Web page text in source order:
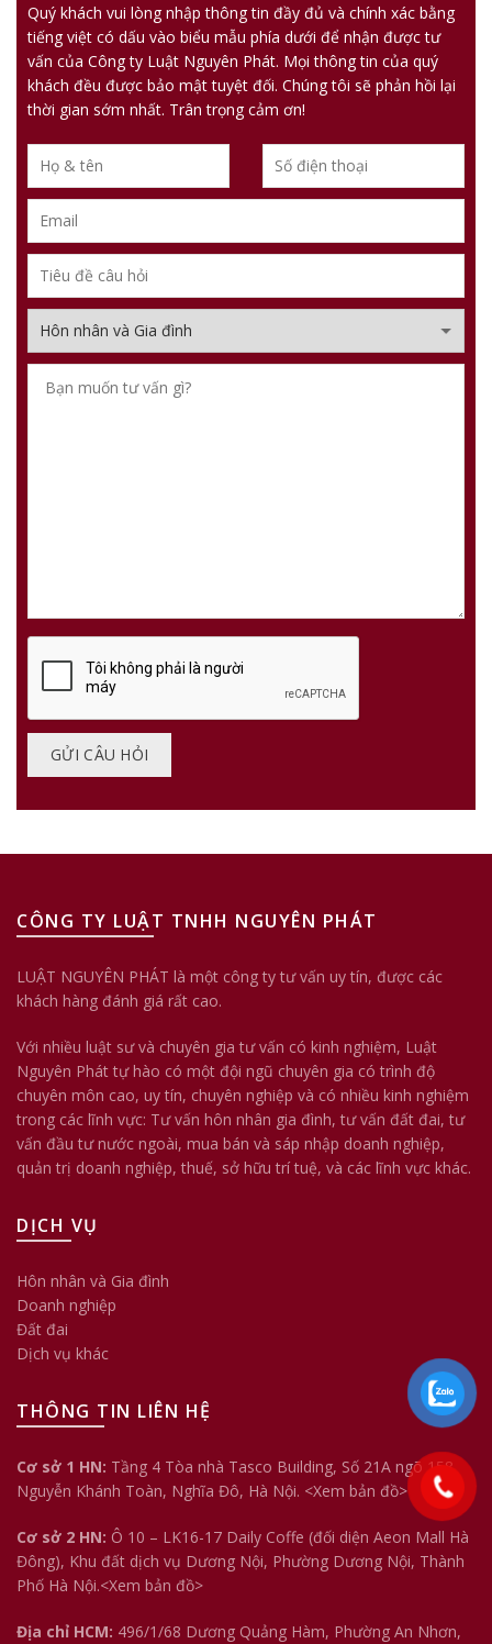
Quý khách vui lòng nhập thông tin đầy đủ và chính xác bằng
tiếng việt có dấu vào biểu mẫu phía dưới để nhận được tư
vấn của Công ty Luật Nguyên Phát. Mọi thông tin của quý
khách đều được bảo mật tuyệt đối. Chúng tôi sẽ phản hồi lại
thời gian sớm nhất. Trân trọng cảm ơn!
CÔNG TY LUẬT TNHH NGUYÊN PHÁT
LUẬT NGUYÊN PHÁT là một công ty tư vấn uy tín, được các
khách hàng đánh giá rất cao.
Với nhiều luật sư và chuyên gia tư vấn có kinh nghiệm, Luật
Nguyên Phát tự hào có một đội ngũ chuyên gia có trình độ
chuyên môn cao, uy tín, chuyên nghiệp và có nhiều kinh nghiệm
trong các lĩnh vực: Tư vấn hôn nhân gia đình, tư vấn đất đai, tư
vấn đầu tư nước ngoài, mua bán và sáp nhập doanh nghiệp,
quản trị doanh nghiệp, thuế, sở hữu trí tuệ, và các lĩnh vực khác.
DỊCH VỤ
Hôn nhân và Gia đình
Doanh nghiệp
Đất đai
Dịch vụ khác
THÔNG TIN LIÊN HỆ
Cơ sở 1 HN: Tầng 4 Tòa nhà Tasco Building, Số 21A ngõ 158
Nguyễn Khánh Toàn, Nghĩa Đô, Hà Nội. <Xem bản đồ>
Cơ sở 2 HN: Ô 10 – LK16-17 Daily Coffe (đối diện Aeon Mall Hà
Đông), Khu đất dịch vụ Dương Nội, Phường Dương Nội, Thành
Phố Hà Nội.<Xem bản đồ>
Địa chỉ HCM: 496/1/68 Dương Quảng Hàm, Phường An Nhơn,